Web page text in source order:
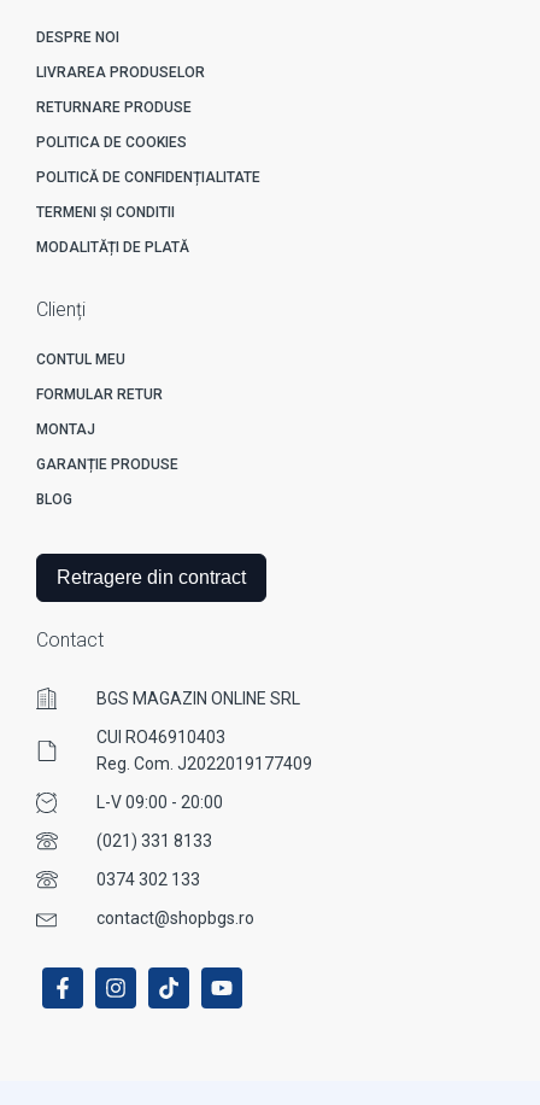
DESPRE NOI
LIVRAREA PRODUSELOR
RETURNARE PRODUSE
POLITICA DE COOKIES
POLITICĂ DE CONFIDENȚIALITATE
TERMENI ȘI CONDITII
MODALITĂȚI DE PLATĂ
Clienți
CONTUL MEU
FORMULAR RETUR
MONTAJ
GARANȚIE PRODUSE
BLOG
Retragere din contract
Contact
BGS MAGAZIN ONLINE SRL
CUI RO46910403
Reg. Com. J2022019177409
L-V 09:00 - 20:00
(021) 331 8133
0374 302 133
contact@shopbgs.ro